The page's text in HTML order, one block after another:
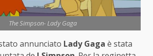
The Simpson- Lady Gaga
annunciato Lady Gaga è stata